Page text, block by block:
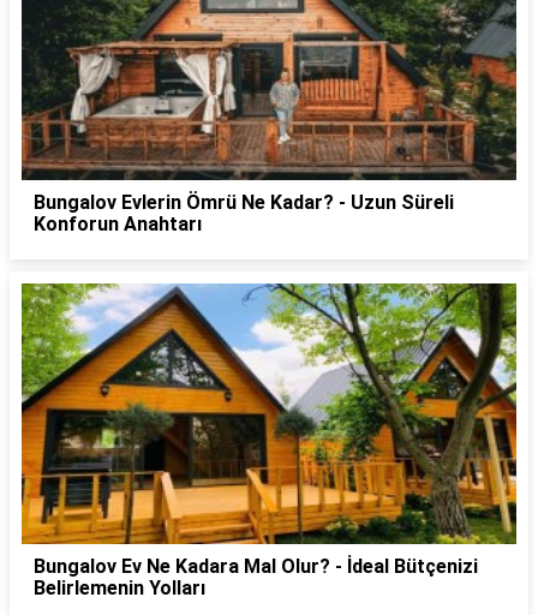
Bungalov Evlerin Ömrü Ne Kadar? - Uzun Süreli
Konforun Anahtarı
Bungalov Ev Ne Kadara Mal Olur? - İdeal Bütçenizi
Belirlemenin Yolları